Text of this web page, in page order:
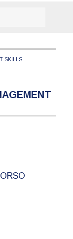
SKILLS